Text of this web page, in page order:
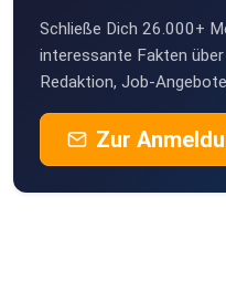
Berlin
Markusdragon
Offenburg
Schließe Dich 26.000+
interessante Fakten
Redaktion, Job-
Zur